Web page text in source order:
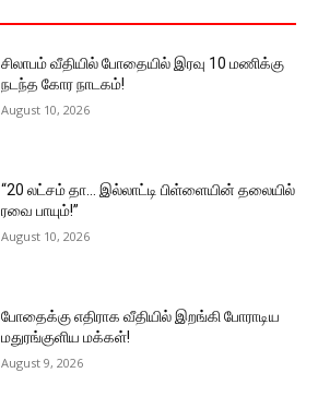
சிலாபம் வீதியில் போதையில் இரவு 10 மணிக்கு
நடந்த கோர நாடகம்!
August 10, 2026
“20 லட்சம் தா… இல்லாட்டி பிள்ளையின் தலையில்
ரவை பாயும்!”
August 10, 2026
போதைக்கு எதிராக வீதியில் இறங்கி போராடிய
மதுரங்குளிய மக்கள்!
August 9, 2026